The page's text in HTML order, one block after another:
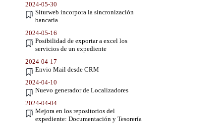
2024-05-30
Siturweb incorpora la sincronización
bancaria
2024-05-16
Posibilidad de exportar a excel los
servicios de un expediente
2024-04-17
Envio Mail desde CRM
2024-04-10
Nuevo generador de Localizadores
2024-04-04
Mejora en los repositorios del
expediente: Documentación y Tesorería